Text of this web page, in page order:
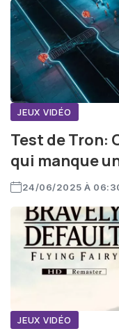
JEUX VIDÉO
Test de Tron:
qui manque
24/06/2025 À
JEUX VIDÉO